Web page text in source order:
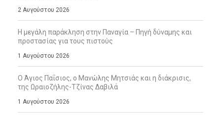
2 Αυγούστου 2026
Η μεγάλη παράκληση στην Παναγία – Πηγή δύναμης και
προστασίας για τους πιστούς
1 Αυγούστου 2026
Ο Άγιος Παΐσιος, ο Μανώλης Μητσιάς και η διάκρισις,
της Ωραιοζήλης-Τζίνας Δαβιλά
1 Αυγούστου 2026